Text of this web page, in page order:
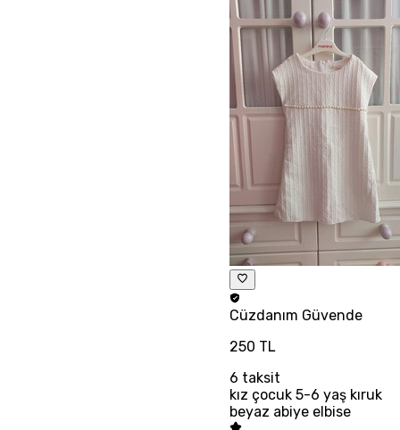
Cüzdanım Güvende
250 TL
6 taksit
kız çocuk 5-6 yaş kıruk
beyaz abiye elbise